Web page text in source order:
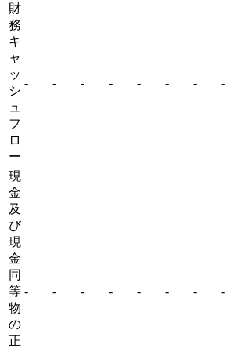
財
務
キ
ャ
ッ
シ
ュ
フ
ロ
ー
- - - - - - - -
現
金
及
び
現
金
同
等
物
の
正
- - - - - - - -